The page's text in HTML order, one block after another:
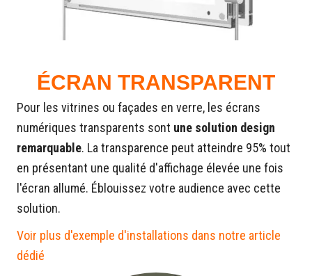
ÉCRAN TRANSPARENT
Pour les vitrines ou façades en verre, les écrans
numériques transparents sont une solution design
remarquable. La transparence peut atteindre 95% tout
en présentant une qualité d'affichage élevée une fois
l'écran allumé. Éblouissez votre audience avec cette
solution.
Voir plus d'exemple d'installations dans notre article
dédié